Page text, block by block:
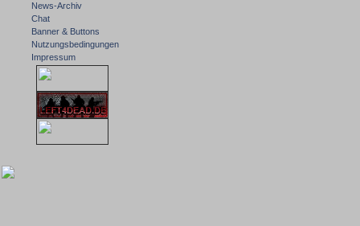
News-Archiv
Chat
Banner & Buttons
Nutzungsbedingungen
Impressum